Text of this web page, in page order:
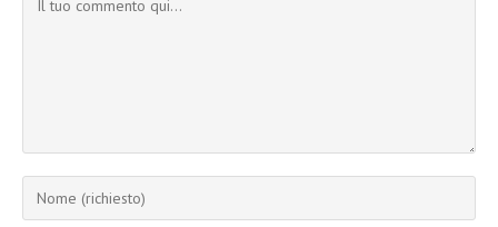
Inserisci
il